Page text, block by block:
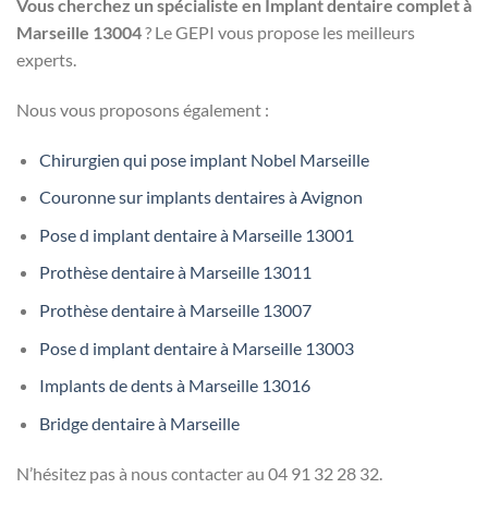
Vous cherchez un spécialiste en Implant dentaire complet à
Marseille 13004? Le GEPI vous propose les meilleurs
experts.
Nous vous proposons également :
Chirurgien qui pose implant Nobel Marseille
Couronne sur implants dentaires à Avignon
Pose d implant dentaire à Marseille 13001
Prothèse dentaire à Marseille 13011
Prothèse dentaire à Marseille 13007
Pose d implant dentaire à Marseille 13003
Implants de dents à Marseille 13016
Bridge dentaire à Marseille
N’hésitez pas à nous contacter au 04 91 32 28 32.